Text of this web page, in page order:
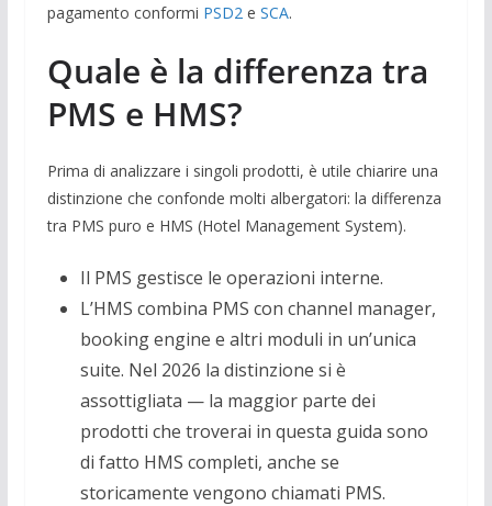
pagamento conformi PSD2 e SCA.
Quale è la differenza tra
PMS e HMS?
Prima di analizzare i singoli prodotti, è utile chiarire una
distinzione che confonde molti albergatori: la differenza
tra PMS puro e HMS (Hotel Management System).
Il PMS gestisce le operazioni interne.
L’HMS combina PMS con channel manager,
booking engine e altri moduli in un’unica
suite. Nel 2026 la distinzione si è
assottigliata — la maggior parte dei
prodotti che troverai in questa guida sono
di fatto HMS completi, anche se
storicamente vengono chiamati PMS.